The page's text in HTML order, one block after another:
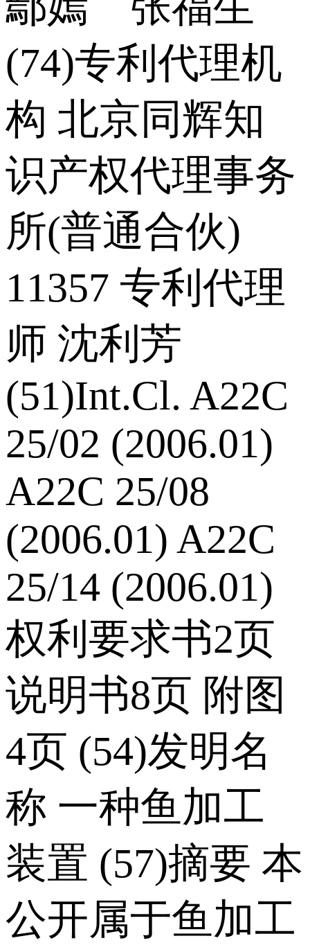
(74)专利代理机
构 北京同辉知
识产权代理事务
所(普通合伙)
11357 专利代理
师 沈利芳
(51)Int.Cl. A22C
25/02 (2006.01)
A22C 25/08
(2006.01) A22C
25/14 (2006.01)
权利要求书2页
说明书8页 附图
4页 (54)发明名
称 一种鱼加工
装置 (57)摘要 本
公开属于鱼加工